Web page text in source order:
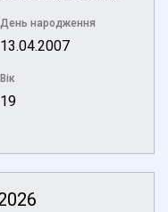
День народження
13.04.2007
Вік
19